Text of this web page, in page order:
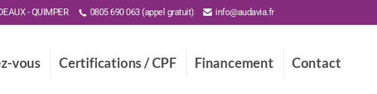
- QUIMPER 0805 690 063 (appel gratuit) info@audavia.fr
vous Certifications / CPF Financement Contact